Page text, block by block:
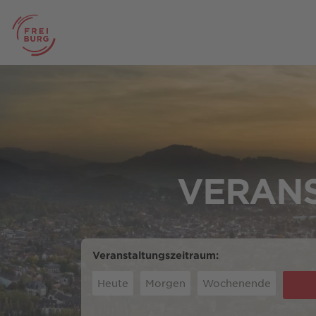
Veranstaltungszeitraum:
Heute Morgen Wochenende